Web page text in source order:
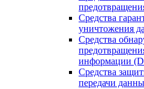
Средства
уничтожения
Средства
информации
Средства
передачи